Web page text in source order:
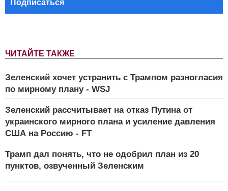
ЧИТАЙТЕ ТАКЖЕ
Зеленский хочет устранить с Трампом разногласия
по мирному плану - WSJ
Зеленский рассчитывает на отказ Путина от
украинского мирного плана и усиление давления
США на Россию - FT
Трамп дал понять, что не одобрил план из 20
пунктов, озвученный Зеленским
Подписаться